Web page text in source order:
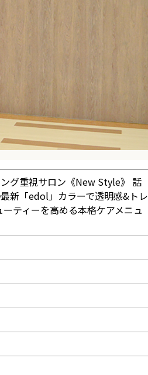
グ重視サロン《New Style》 話
新「edol」カラーで透明感&トレ
ティーを高める本格ケアメニュ